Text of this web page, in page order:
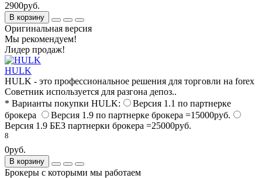
2900руб.
В корзину
Оригинальная версия
Мы рекомендуем!
Лидер продаж!
HULK
HULK - это профессиональное решения для торговли на forex
Советник используется для разгона депоз..
* Варианты покупки HULK:
Версия 1.1 по партнерке
брокера
Версия 1.9 по партнерке брокера =15000руб.
Версия 1.9 БЕЗ партнерки брокера =25000руб.
8
0руб.
В корзину
Брокеры с которыми мы работаем